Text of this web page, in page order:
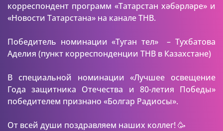
корреспондент программ «Татарстан хәбәрләре» и
«Новости Татарстана» на канале ТНВ.
Победитель номинации «Туган тел» – Тухбатова
Аделия (пункт корреспонденции ТНВ в Казахстане)
В специальной номинации «Лучшее освещение
Года защитника Отечества и 80-летия Победы»
победителем признано «Болгар Радиосы».
От всей души поздравляем наших коллег! 🥳